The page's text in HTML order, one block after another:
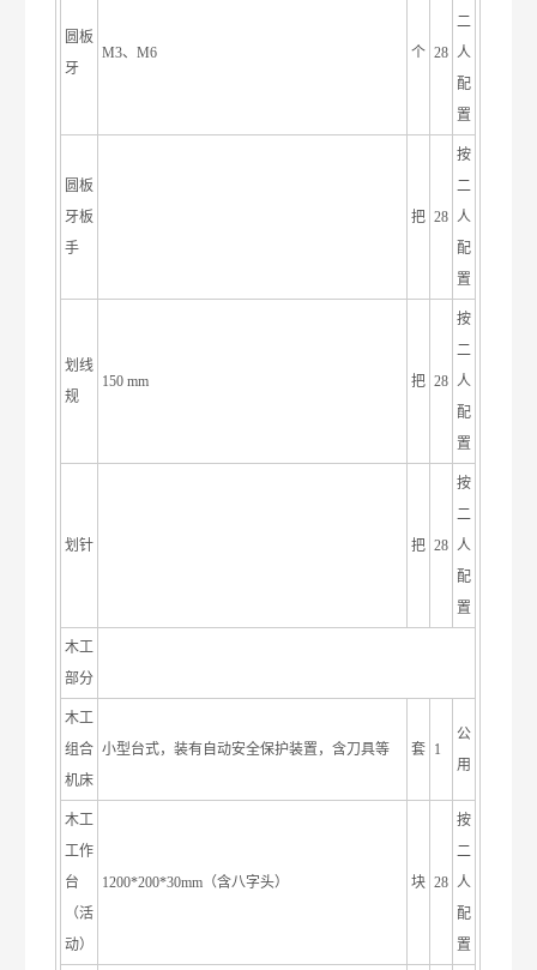
圆板
牙
M3、M6 个 28
二
人
配
置
圆板
牙板
手
把 28
按
二
人
配
置
划线
规
150 mm 把 28
按
二
人
配
置
划针 把 28
按
二
人
配
置
木工
部分
木工
组合
机床
小型台式，装有自动安全保护装置，含刀具等 套 1
公
用
木工
工作
台
（活
动）
1200*200*30mm（含八字头） 块 28
按
二
人
配
置